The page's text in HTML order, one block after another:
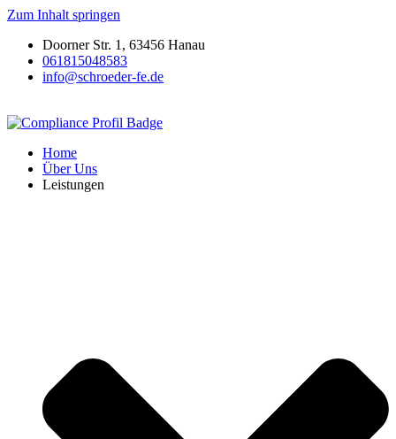
Zum Inhalt springen
Doorner Str. 1, 63456 Hanau
061815048583
info@schroeder-fe.de
Home
Über Uns
Leistungen